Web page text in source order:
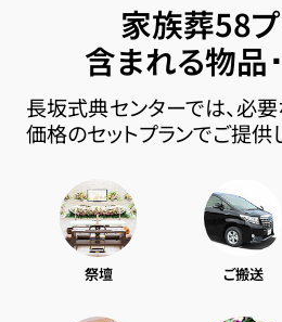
家族葬58
含まれる物品
長坂式典センターでは、必
価格のセットプランでご提供
祭壇 ご搬送